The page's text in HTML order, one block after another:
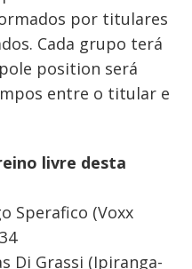
por titulares
Cada grupo terá
position será
entre o titular e
livre desta
Sperafico (Voxx
Di Grassi (Ipiranga-